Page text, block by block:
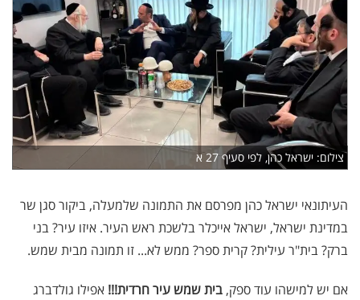
צילום: ישראל כהן, לפי סעיף 27 א
העיתונאי ישראל כהן מפרסם את התמונה שלמעלה, ביקור סגן שר
במדינת ישראל, ישראל אייכלר בלשכת ראש העיר. איזו עיר? בני
ברק? בית"ר עילית? קרית ספר? ממש לא... זו תמונה מבית שמש.
אם יש למישהו עוד ספק, בית שמש עיר חרדית!!! אפילו גולדברג